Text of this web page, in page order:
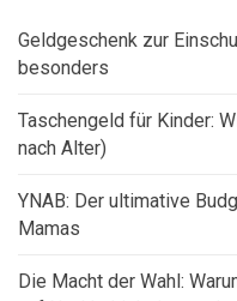
Geldgeschenk zur
besonders
Taschengeld für Kinder:
nach Alter)
YNAB: Der ultimative
Mamas
Die Macht der Wahl: